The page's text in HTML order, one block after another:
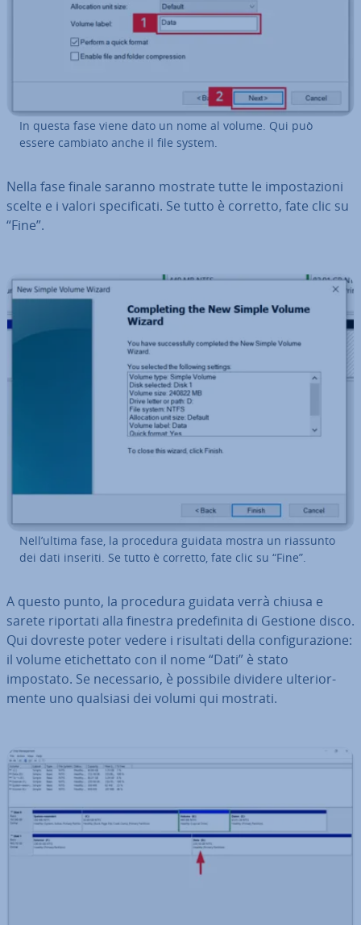
In questa fase viene dato un nome al volume. Qui può
essere cambiato anche il file system.
Nella fase finale saranno mostrate tutte le im­po­sta­zio­ni
scelte e i valori spe­ci­fi­ca­ti. Se tutto è corretto, fate clic su
“Fine”.
Nell’ultima fase, la procedura guidata mostra un riassunto
dei dati inseriti. Se tutto è corretto, fate clic su “Fine”.
A questo punto, la procedura guidata verrà chiusa e
sarete riportati alla finestra pre­de­fi­ni­ta di Gestione disco.
Qui dovreste poter vedere i risultati della con­fi­gu­ra­zio­ne:
il volume eti­chet­ta­to con il nome “Dati” è stato
impostato. Se ne­ces­sa­rio, è possibile dividere ul­te­rior­
men­te uno qualsiasi dei volumi qui mostrati.